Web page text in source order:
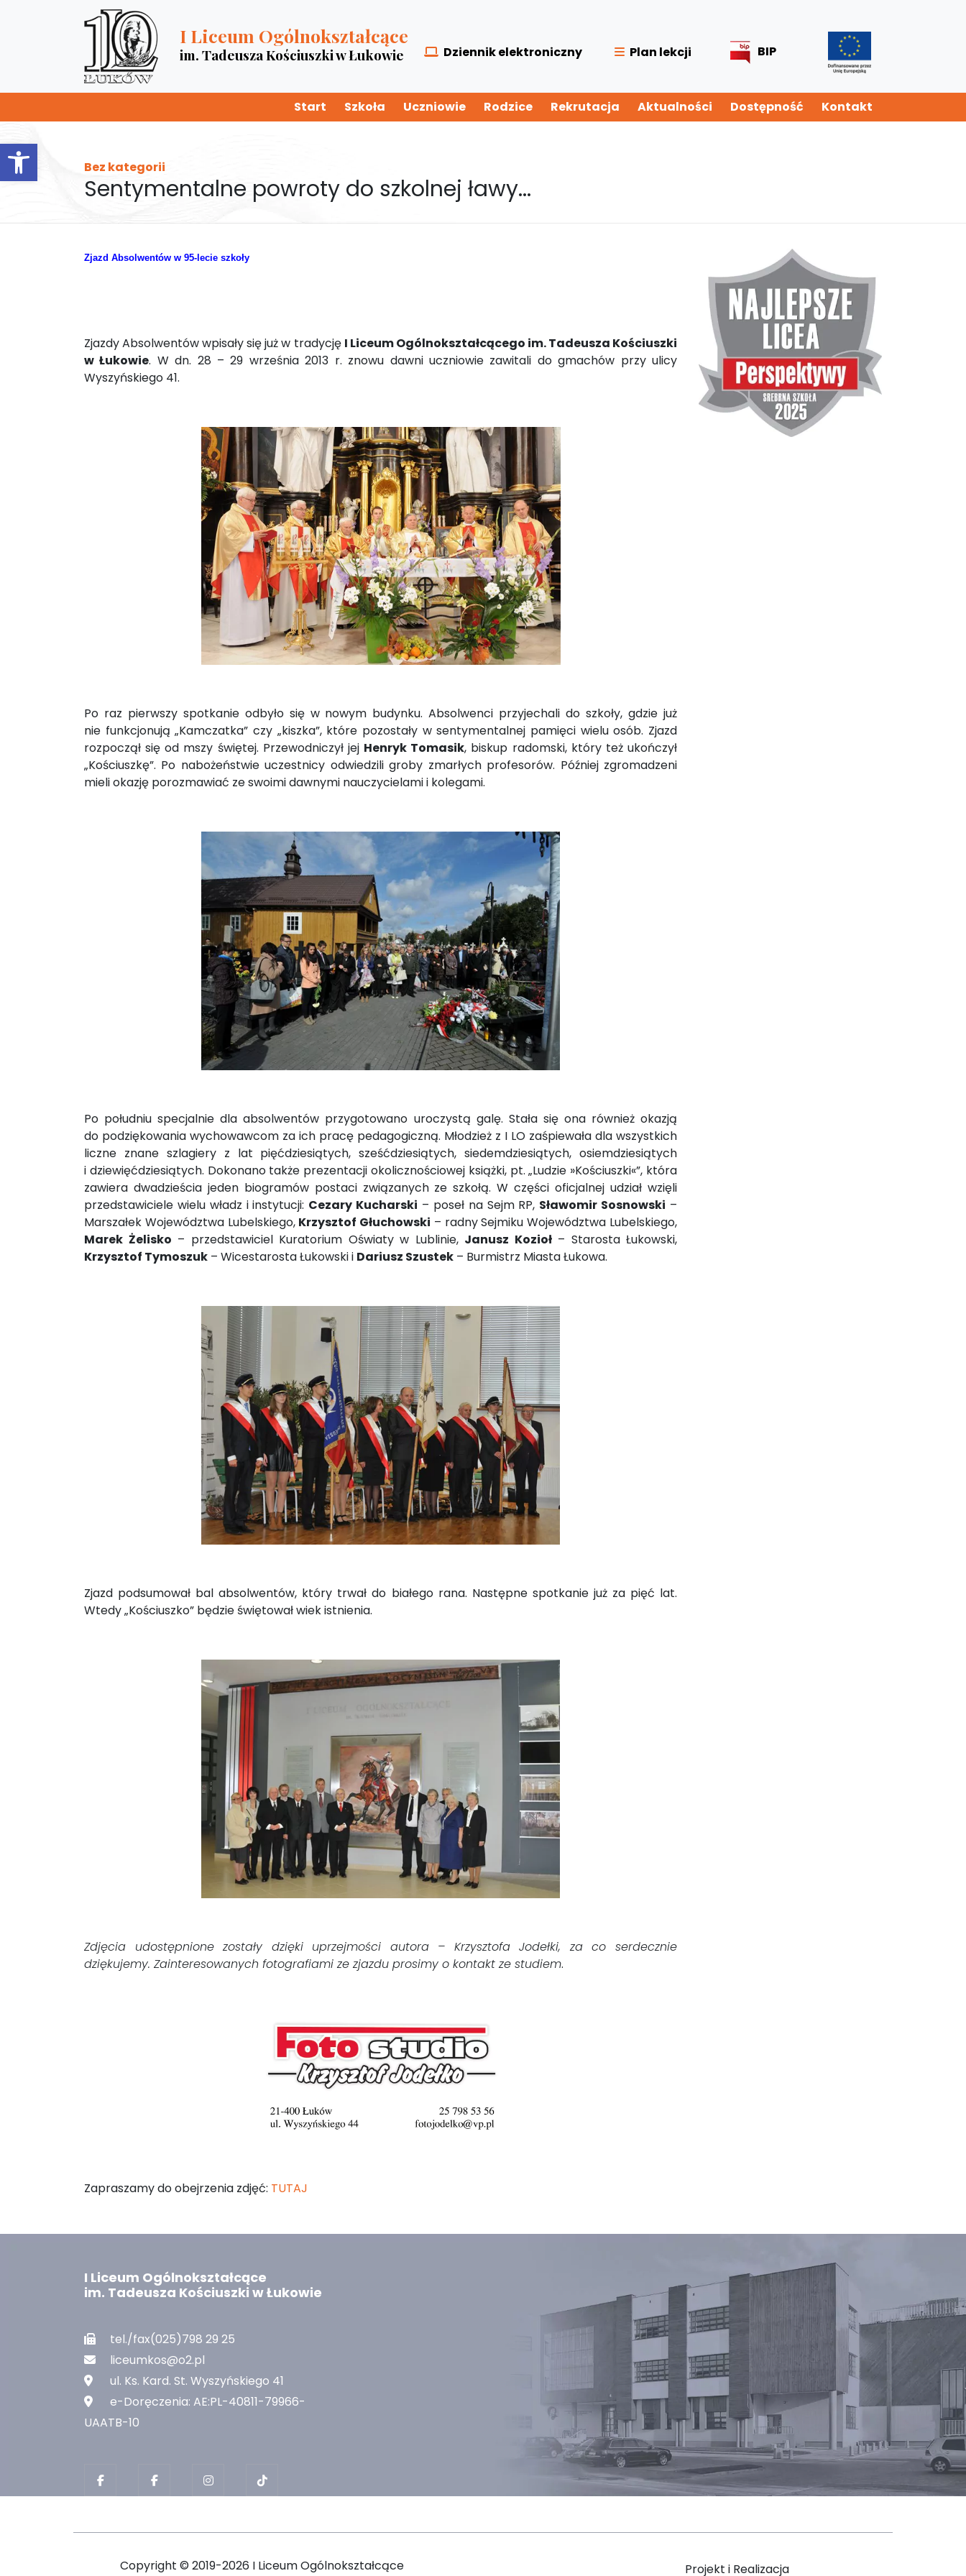
Otwórz pasek narzędzi
I Liceum Ogólnokształcące
im. Tadeusza Kościuszki w Łukowie Dziennik elektroniczny Plan lekcji BIP
Start Szkoła Uczniowie Rodzice Rekrutacja Aktualności Dostępność Kontakt
Bez kategorii
Sentymentalne powroty do szkolnej ławy...
Zjazd Absolwentów w 95-lecie szkoły
Zjazdy Absolwentów wpisały się już w tradycję I Liceum Ogólnokształcącego im. Tadeusza Kościuszki
w Łukowie. W dn. 28 – 29 września 2013 r. znowu dawni uczniowie zawitali do gmachów przy ulicy
Wyszyńskiego 41.
Po raz pierwszy spotkanie odbyło się w nowym budynku. Absolwenci przyjechali do szkoły, gdzie już
nie funkcjonują „Kamczatka” czy „kiszka”, które pozostały w sentymentalnej pamięci wielu osób. Zjazd
rozpoczął się od mszy świętej. Przewodniczył jej Henryk Tomasik, biskup radomski, który też ukończył
„Kościuszkę”. Po nabożeństwie uczestnicy odwiedzili groby zmarłych profesorów. Później zgromadzeni
mieli okazję porozmawiać ze swoimi dawnymi nauczycielami i kolegami.
Po południu specjalnie dla absolwentów przygotowano uroczystą galę. Stała się ona również okazją
do podziękowania wychowawcom za ich pracę pedagogiczną. Młodzież z I LO zaśpiewała dla wszystkich
liczne znane szlagiery z lat pięćdziesiątych, sześćdziesiątych, siedemdziesiątych, osiemdziesiątych
i dziewięćdziesiątych. Dokonano także prezentacji okolicznościowej książki, pt. „Ludzie »Kościuszki«”, która
zawiera dwadzieścia jeden biogramów postaci związanych ze szkołą. W części oficjalnej udział wzięli
przedstawiciele wielu władz i instytucji: Cezary Kucharski – poseł na Sejm RP, Sławomir Sosnowski –
Marszałek Województwa Lubelskiego, Krzysztof Głuchowski – radny Sejmiku Województwa Lubelskiego,
Marek Żelisko – przedstawiciel Kuratorium Oświaty w Lublinie, Janusz Kozioł– Starosta Łukowski,
Krzysztof Tymoszuk – Wicestarosta Łukowski i Dariusz Szustek – Burmistrz Miasta Łukowa.
Zjazd podsumował bal absolwentów, który trwał do białego rana. Następne spotkanie już za pięć lat.
Wtedy „Kościuszko” będzie świętował wiek istnienia.
Zdjęcia udostępnione zostały dzięki uprzejmości autora – Krzysztofa Jodełki, za co serdecznie
dziękujemy. Zainteresowanych fotografiami ze zjazdu prosimy o kontakt ze studiem.
Zapraszamy do obejrzenia zdjęć: TUTAJ
I Liceum Ogólnokształcące
im. Tadeusza Kościuszki w Łukowie
tel./fax(025)798 29 25
liceumkos@o2.pl
ul. Ks. Kard. St. Wyszyńskiego 41
e-Doręczenia: AE:PL-40811-79966-
UAATB-10
Copyright © 2019-2026 I Liceum Ogólnokształcące
Projekt i Realizacja